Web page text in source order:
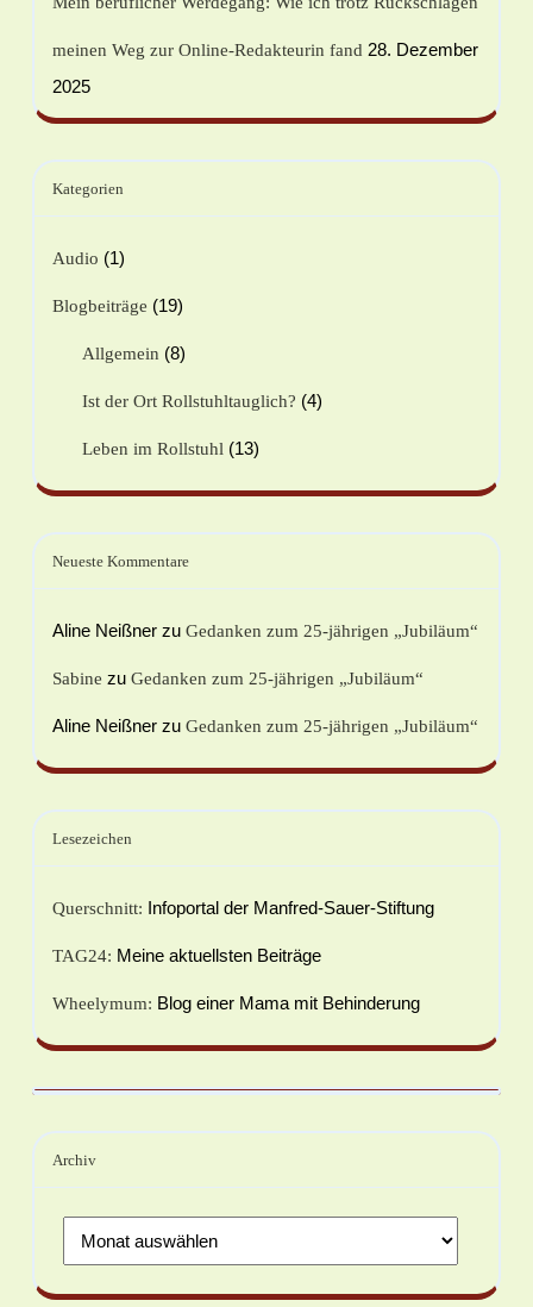
meinen Weg zur Online-Redakteurin fand 28. Dezember
2025
Kategorien
Audio (1)
Blogbeiträge (19)
Allgemein (8)
Ist der Ort Rollstuhltauglich? (4)
Leben im Rollstuhl (13)
Neueste Kommentare
Aline Neißner zu Gedanken zum 25-jährigen „Jubiläum“
Sabine zu Gedanken zum 25-jährigen „Jubiläum“
Aline Neißner zu Gedanken zum 25-jährigen „Jubiläum“
Lesezeichen
Querschnitt: Infoportal der Manfred-Sauer-Stiftung
TAG24: Meine aktuellsten Beiträge
Wheelymum: Blog einer Mama mit Behinderung
Archiv